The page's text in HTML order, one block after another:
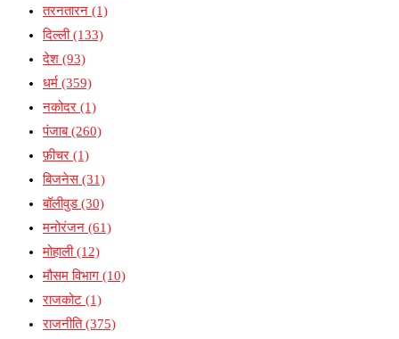
तरनतारन (1)
दिल्ली(133)
देश (93)
धर्म (359)
नकोदर (1)
पंजाब(260)
फ़ीचर (1)
बिजनेस(31)
बॉलीवुड(30)
मनोरंजन (61)
मोहाली(12)
मौसम विभाग (10)
राजकोट (1)
राजनीति(375)